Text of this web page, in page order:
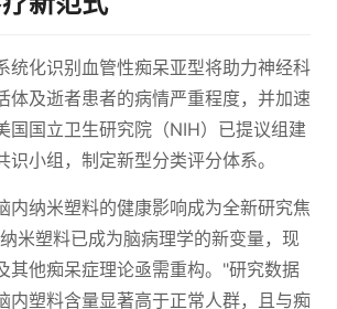
统化识别血管性痴呆亚型将助力神经科
体及逝者患者的病情严重程度，并加速
国国立卫生研究院（NIH）已提议组建
识小组，制定新型分类评分体系。
内纳米塑料的健康影响成为全新研究焦
米塑料已成为脑病理学的新变量，现
其他痴呆症理论亟需重构。"研究数据
内塑料含量显著高于正常人群，且与痴